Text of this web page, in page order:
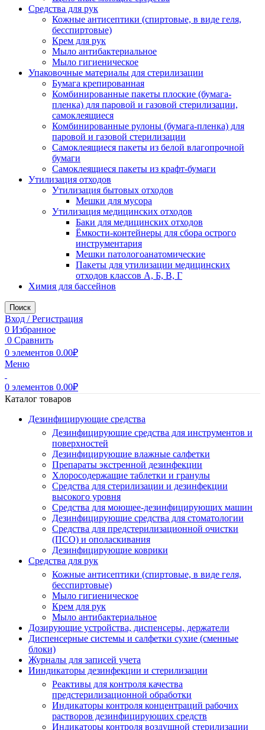
Средства для рук
Кожные антисептики (спиртовые, в виде геля,
бесспиртовые)
Крем для рук
Мыло антибактериальное
Мыло гигиеническое
Упаковочные материалы для стерилизации
Бумага крепированная
Комбинированные пакеты плоские (бумага-
пленка) для паровой и газовой стерилизации,
самоклеящиеся
Комбинированные рулоны (бумага-пленка) для
паровой и газовой стерилизации
Самоклеящиеся пакеты из белой влагопрочной
бумаги
Самоклеящиеся пакеты из крафт-бумаги
Утилизация отходов
Утилизация бытовых отходов
Мешки для мусора
Утилизация медицинских отходов
Баки для медицинских отходов
Ёмкости-контейнеры для сбора острого
инструментария
Мешки патологоанатомические
Пакеты для утилизации медицинских
отходов классов А, Б, В, Г
Химия для бассейнов
Поиск
Вход / Регистрация
0 Избранное
0 Сравнить
0 элементов 0.00₽
Меню
0 элементов 0.00₽
Каталог товаров
Дезинфицирующие средства
Дезинфицирующие средства для инструментов и
поверхностей
Дезинфицирующие влажные салфетки
Препараты экстренной дезинфекции
Хлоросодержащие таблетки и гранулы
Средства для стерилизации и дезинфекции
высокого уровня
Средства для моющее-дезинфицирующих машин
Дезинфицирующие средства для стоматологии
Средства для предстерилизационной очистки
(ПСО) и ополаскивания
Дезинфицирующие коврики
Средства для рук
Кожные антисептики (спиртовые, в виде геля,
бесспиртовые)
Мыло гигиеническое
Крем для рук
Мыло антибактериальное
Дозирующие устройства, диспенсеры, держатели
Диспенсерные системы и салфетки сухие (сменные
блоки)
Журналы для записей учета
Ииндикаторы дезинфекции и стерилизации
Реактивы для контроля качества
предстерилизационной обработки
Индикаторы контроля концентраций рабочих
растворов дезинфицирующих средств
Индикаторы контроля воздушной стерилизации